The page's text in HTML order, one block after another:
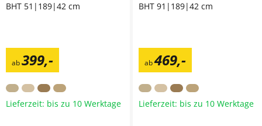
BHT 51|189|42 cm
ab399,-
Lieferzeit: bis zu 10 Werktage
BHT 91|189|42 cm
ab469,-
Lieferzeit: bis zu 10 Werktage